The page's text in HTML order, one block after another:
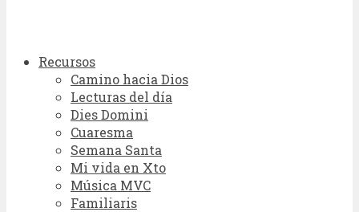
Recursos
Camino hacia Dios
Lecturas del día
Dies Domini
Cuaresma
Semana Santa
Mi vida en Xto
Música MVC
Familiaris